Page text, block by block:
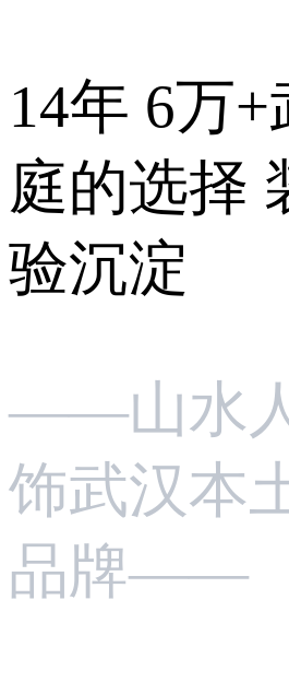
14年 6万
庭的选择
验沉淀
——山水
饰武汉本
品牌——